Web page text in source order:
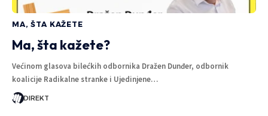
MA, ŠTA KAŽETE
Ma, šta kažete?
Većinom glasova bilećkih odbornika Dražen Dunđer, odbornik
koalicije Radikalne stranke i Ujedinjene…
DIREKT